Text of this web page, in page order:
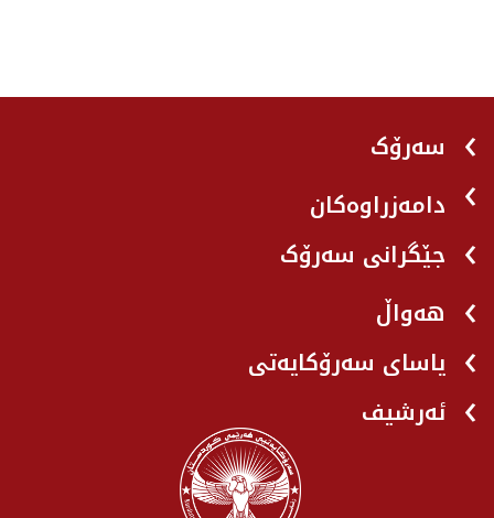
سەرۆک
دامەزراوەکان
جێگرانی سه‌رۆک
هه‌واڵ
یاسای سەرۆکایەتی
ئەرشیف